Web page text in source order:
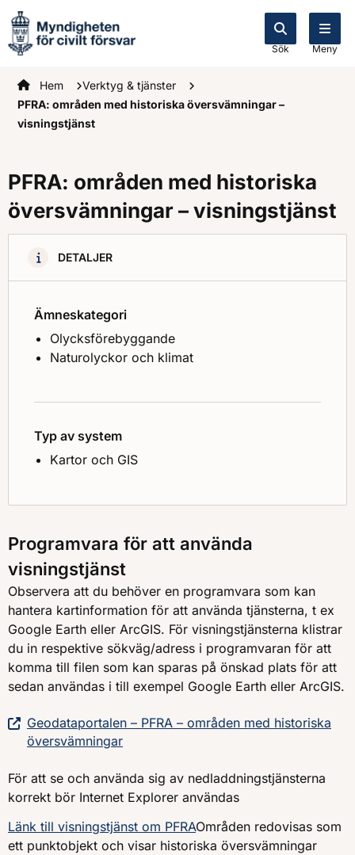
Sök Meny
Startsidan
Hem
Verktyg & tjänster
PFRA: områden med historiska översvämningar –
visningstjänst
PFRA: områden med historiska
översvämningar – visningstjänst
DETALJER
Ämneskategori
Olycksförebyggande
Naturolyckor och klimat
Typ av system
Kartor och GIS
Programvara för att använda
visningstjänst
Observera att du behöver en programvara som kan
hantera kartinformation för att använda tjänsterna, t ex
Google Earth eller ArcGIS. För visningstjänsterna klistrar
du in respektive sökväg/adress i programvaran för att
komma till filen som kan sparas på önskad plats för att
sedan användas i till exempel Google Earth eller ArcGIS.
Geodataportalen – PFRA – områden med historiska
översvämningar
För att se och använda sig av nedladdningstjänsterna
korrekt bör Internet Explorer användas
Länk till visningstjänst om PFRAOmråden redovisas som
ett punktobjekt och visar historiska översvämningar